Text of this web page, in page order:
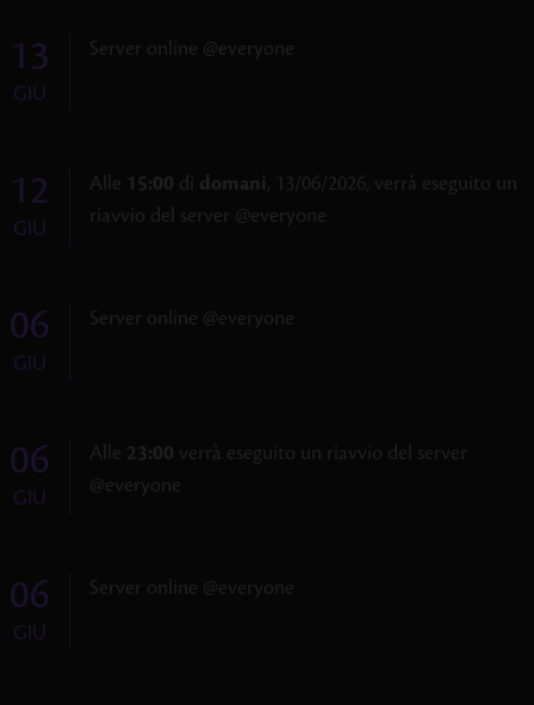
13
GIU
Server online @everyone
12
GIU
Alle 15:00 di domani, 13/06/2026, verrà eseguito un
riavvio del server @everyone
06
GIU
Server online @everyone
06
GIU
Alle 23:00 verrà eseguito un riavvio del server
@everyone
06
GIU
Server online @everyone